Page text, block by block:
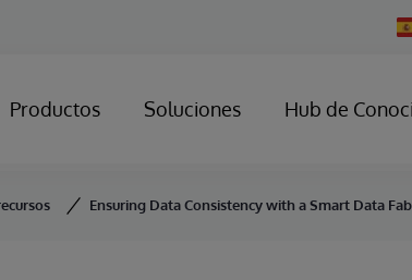
Productos Soluciones Hub de
Ensuring Data Consistency with a Smart Data